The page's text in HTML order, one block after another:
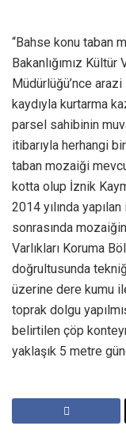
“Bahse konu taban
Bakanlığımız Kültür
Müdürlüğü’nce
kaydıyla kurtarma
parsel sahibinin
itibarıyla herhangi bir
taban mozaiği
kotta olup İznik
2014 yılında
sonrasında
Varlıkları Koruma
doğrultusunda
üzerine dere kumu
toprak dolgu
belirtilen çöp
yaklaşık 5 metre